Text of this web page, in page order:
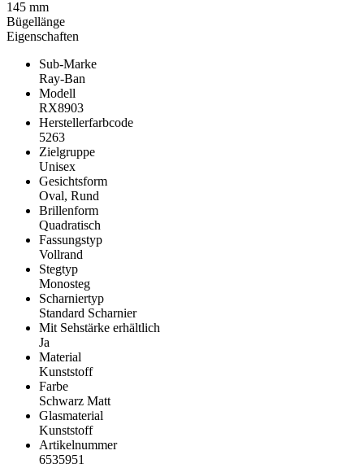
Eigenschaften
Sub-Marke
Ray-Ban
Modell
RX8903
Herstellerfarbcode
5263
Zielgruppe
Unisex
Gesichtsform
Oval, Rund
Brillenform
Quadratisch
Fassungstyp
Vollrand
Stegtyp
Monosteg
Scharniertyp
Standard Scharnier
Mit Sehstärke erhältlich
Ja
Material
Kunststoff
Farbe
Schwarz Matt
Glasmaterial
Kunststoff
Artikelnummer
6535951
145 mm
Bügellänge